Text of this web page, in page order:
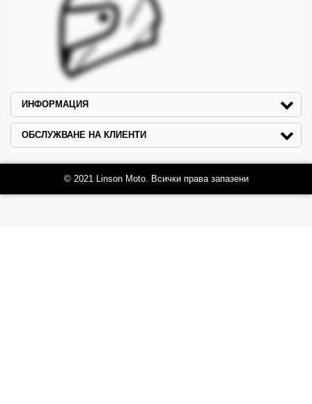
ИНФОРМАЦИЯ
ОБСЛУЖВАНЕ НА КЛИЕНТИ
© 2021 Linson Moto. Всички права запазени